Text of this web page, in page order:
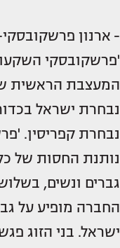
- ארנון
'פרשקובסקי
המעצבת הראשית
נבחרת ישראל
נבחרת קפריסין.
נותנת החסות של
גברים ונשים,
החברה מופיע על
ישראל. בני הזוג